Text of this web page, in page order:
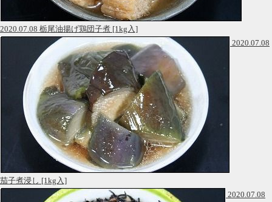
2020.07.08 栃尾油揚げ鶏団子煮 [1kg入]
2020.07.08
茄子煮浸し [1kg入]
2020.07.08